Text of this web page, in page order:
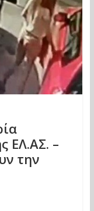
ΕΛ.ΑΣ. –
την